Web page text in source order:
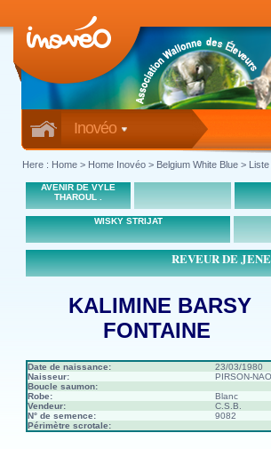
Inovéo
Here : Home > Home Inovéo > Belgium White Blue >
AVENIR DE VYLE
THAROUL .
WISKY STRIJAT
REVEUR DE
KALIMINE BARSY
FONTAINE
Date de naissance:
23/03/1980
Naisseur:
PIRSON-
Boucle saumon:
Robe:
Blanc
Vendeur:
C.S.B.
N° de semence:
9082
Périmètre scrotale: